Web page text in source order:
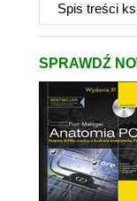
Spis treści
SPRAWDŹ